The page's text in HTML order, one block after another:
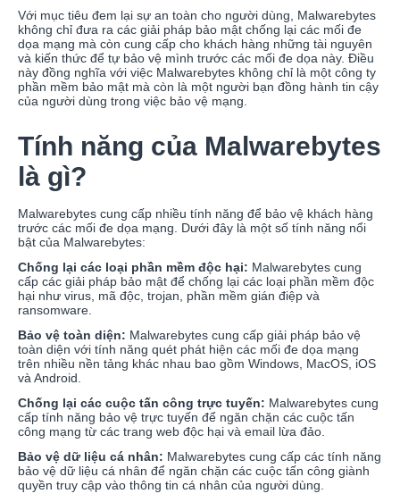
Với mục tiêu đem lại sự an toàn cho người dùng, Malwarebytes
không chỉ đưa ra các giải pháp bảo mật chống lại các mối đe
dọa mạng mà còn cung cấp cho khách hàng những tài nguyên
và kiến thức để tự bảo vệ mình trước các mối đe dọa này. Điều
này đồng nghĩa với việc Malwarebytes không chỉ là một công ty
phần mềm bảo mật mà còn là một người bạn đồng hành tin cậy
của người dùng trong việc bảo vệ mạng.
Tính năng của Malwarebytes
là gì?
Malwarebytes cung cấp nhiều tính năng để bảo vệ khách hàng
trước các mối đe dọa mạng. Dưới đây là một số tính năng nổi
bật của Malwarebytes:
Chống lại các loại phần mềm độc hại: Malwarebytes cung
cấp các giải pháp bảo mật để chống lại các loại phần mềm độc
hại như virus, mã độc, trojan, phần mềm gián điệp và
ransomware.
Bảo vệ toàn diện: Malwarebytes cung cấp giải pháp bảo vệ
toàn diện với tính năng quét phát hiện các mối đe dọa mạng
trên nhiều nền tảng khác nhau bao gồm Windows, MacOS, iOS
và Android.
Chống lại các cuộc tấn công trực tuyến: Malwarebytes cung
cấp tính năng bảo vệ trực tuyến để ngăn chặn các cuộc tấn
công mạng từ các trang web độc hại và email lừa đảo.
Bảo vệ dữ liệu cá nhân: Malwarebytes cung cấp các tính năng
bảo vệ dữ liệu cá nhân để ngăn chặn các cuộc tấn công giành
quyền truy cập vào thông tin cá nhân của người dùng.